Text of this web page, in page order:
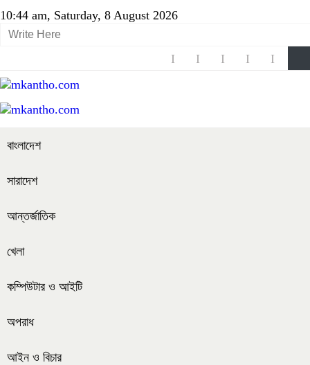
10:44 am, Saturday, 8 August 2026
বাংলাদেশ
সারাদেশ
আন্তর্জাতিক
খেলা
কম্পিউটার ও আইটি
অপরাধ
আইন ও বিচার